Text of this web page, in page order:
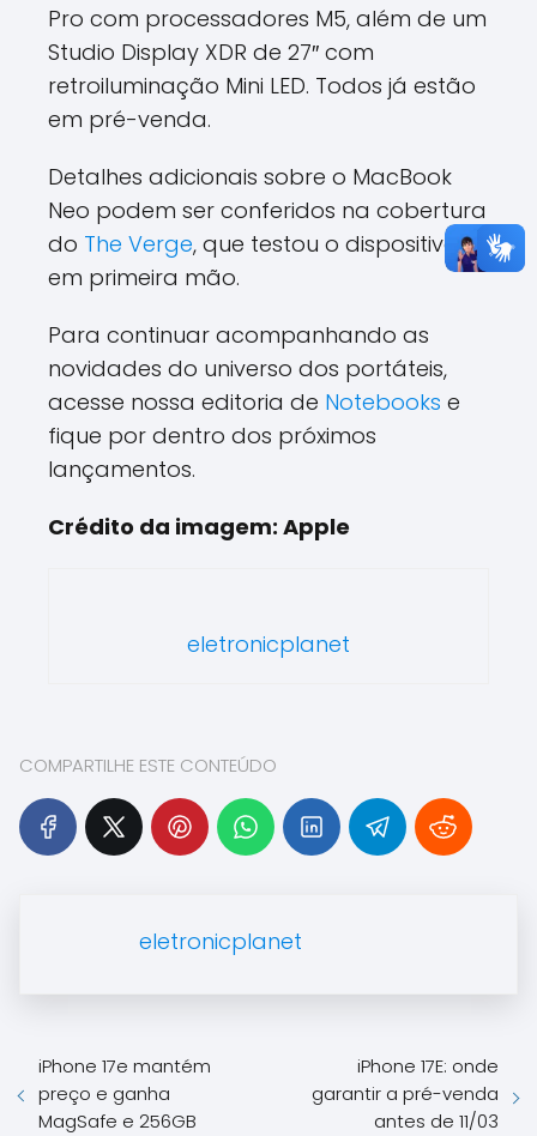
Pro com processadores M5, além de um
Studio Display XDR de 27″ com
retroiluminação Mini LED. Todos já estão
em pré-venda.
Detalhes adicionais sobre o MacBook
Neo podem ser conferidos na cobertura
do The Verge, que testou o dispositivo
em primeira mão.
Para continuar acompanhando as
novidades do universo dos portáteis,
acesse nossa editoria de Notebooks e
fique por dentro dos próximos
lançamentos.
Crédito da imagem: Apple
eletronicplanet
COMPARTILHE ESTE CONTEÚDO
eletronicplanet
iPhone 17e mantém
preço e ganha
MagSafe e 256GB
iPhone 17E: onde
garantir a pré-venda
antes de 11/03